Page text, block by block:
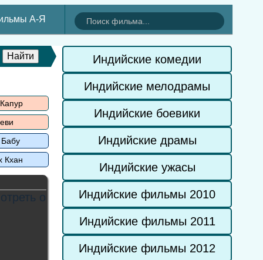
А-Я
Кхан
Индийские комедии
Индийские мелодрамы
Индийские боевики
Индийские драмы
Индийские ужасы
Индийские фильмы 2010
Индийские фильмы 2011
Индийские фильмы 2012